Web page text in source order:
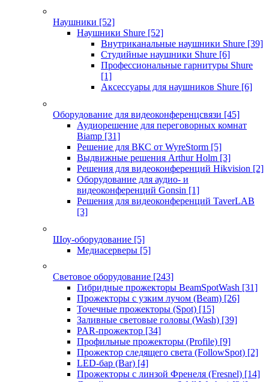
Наушники [52]
Наушники Shure [52]
Внутриканальные наушники Shure [39]
Студийные наушники Shure [6]
Профессиональные гарнитуры Shure
[1]
Аксессуары для наушников Shure [6]
Оборудование для видеоконференцсвязи [45]
Аудиорешение для переговорных комнат
Biamp [31]
Решение для ВКС от WyreStorm [5]
Выдвижные решения Arthur Holm [3]
Решения для видеоконференций Hikvision [2]
Оборудование для аудио- и
видеоконференций Gonsin [1]
Решения для видеоконференций TaverLAB
[3]
Шоу-оборудование [5]
Медиасерверы [5]
Световое оборудование [243]
Гибридные прожекторы BeamSpotWash [31]
Прожекторы с узким лучом (Beam) [26]
Точечные прожекторы (Spot) [15]
Заливные световые головы (Wash) [39]
PAR-прожектор [34]
Профильные прожекторы (Profile) [9]
Прожектор следящего света (FollowSpot) [2]
LED-бар (Bar) [4]
Прожекторы с линзой Френеля (Fresnel) [14]